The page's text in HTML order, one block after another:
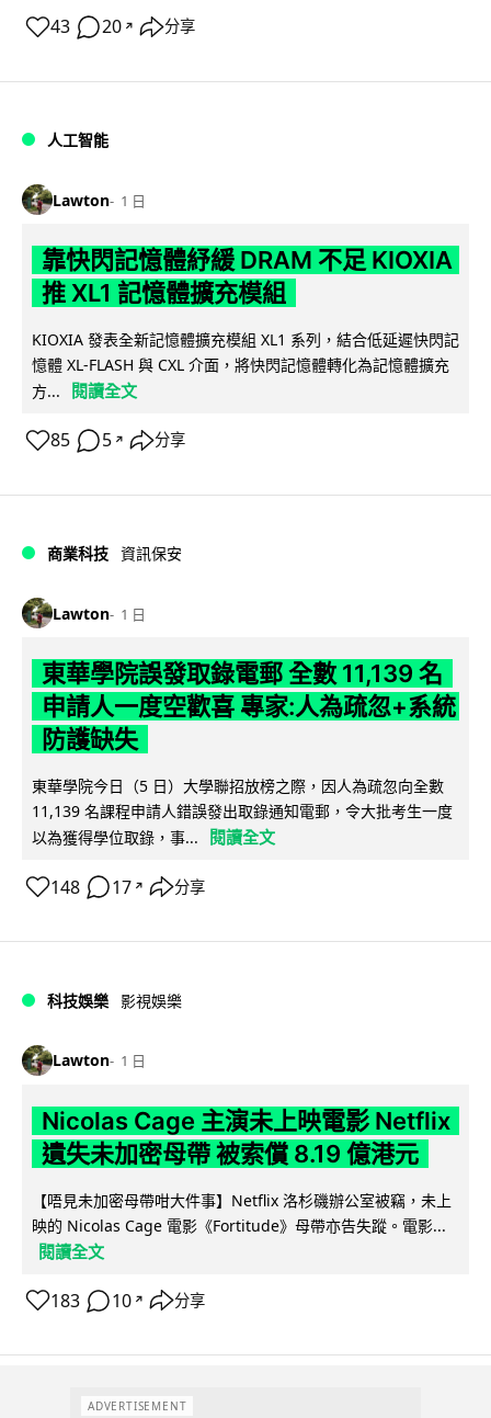
43 20 ↗ 分享
人工智能
Lawton 1 日
靠快閃記憶體紓緩 DRAM 不足 KIOXIA
推 XL1 記憶體擴充模組
KIOXIA 發表全新記憶體擴充模組 XL1 系列，結合低延遲快閃記
憶體 XL-FLASH 與 CXL 介面，將快閃記憶體轉化為記憶體擴充
方...
閱讀全文
85 5 ↗ 分享
商業科技 資訊保安
Lawton 1 日
東華學院誤發取錄電郵 全數 11,139 名
申請人一度空歡喜 專家:人為疏忽+系統
防護缺失
東華學院今日（5 日）大學聯招放榜之際，因人為疏忽向全數
11,139 名課程申請人錯誤發出取錄通知電郵，令大批考生一度
以為獲得學位取錄，事...
閱讀全文
148 17 ↗ 分享
科技娛樂 影視娛樂
Lawton 1 日
Nicolas Cage 主演未上映電影 Netflix
遺失未加密母帶 被索償 8.19 億港元
【唔見未加密母帶咁大件事】Netflix 洛杉磯辦公室被竊，未上
映的 Nicolas Cage 電影《Fortitude》母帶亦告失蹤。電影...
閱讀全文
183 10 ↗ 分享
ADVERTISEMENT